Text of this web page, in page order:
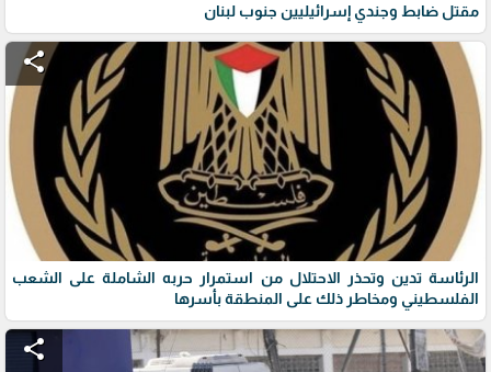
مقتل ضابط وجندي إسرائيليين جنوب لبنان
share
الرئاسة تدين وتحذر الاحتلال من استمرار حربه الشاملة على الشعب
الفلسطيني ومخاطر ذلك على المنطقة بأسرها
share